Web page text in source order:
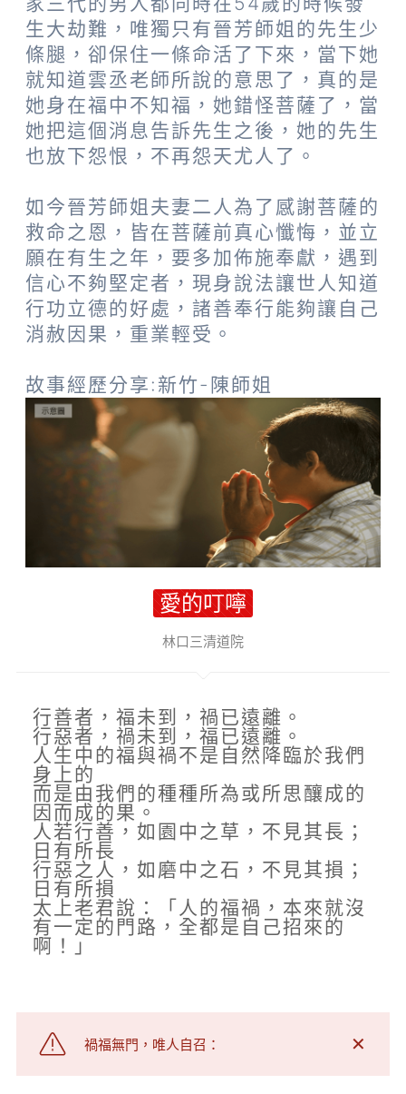
生大劫難，唯獨只有晉芳師姐的先生少
條腿，卻保住一條命活了下來，當下她
就知道雲丞老師所說的意思了，真的是
她身在福中不知福，她錯怪菩薩了，當
她把這個消息告訴先生之後，她的先生
也放下怨恨，不再怨天尤人了。
如今晉芳師姐夫妻二人為了感謝菩薩的
救命之恩，皆在菩薩前真心懺悔，並立
願在有生之年，要多加佈施奉獻，遇到
信心不夠堅定者，現身說法讓世人知道
行功立德的好處，諸善奉行能夠讓自己
消赦因果，重業輕受。
故事經歷分享:新竹-陳師姐
愛的叮嚀
林口三清道院
行善者，福未到，禍已遠離。
行惡者，禍未到，福已遠離。
人生中的福與禍不是自然降臨於我們
身上的
而是由我們的種種所為或所思釀成的
因而成的果。
人若行善，如園中之草，不見其長；
日有所長
行惡之人，如磨中之石，不見其損；
日有所損
太上老君說：「人的福禍，本來就沒
有一定的門路，全都是自己招來的
啊！」
禍福無門，唯人自召： ✕